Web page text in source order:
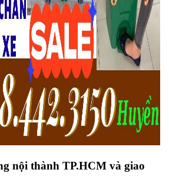
nội thành TP.HCM và giao